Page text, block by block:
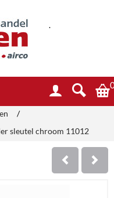
.
/
sleutel chroom 11012